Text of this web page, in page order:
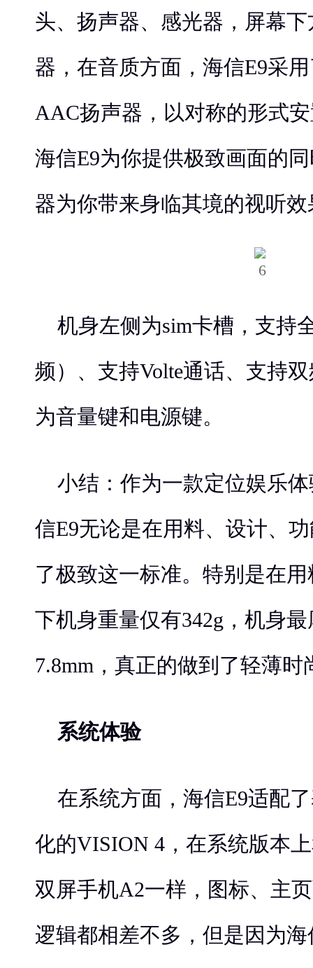
头、扬声器、感光器，屏幕
器，在音质方面，海信E9采
AAC扬声器，以对称的形式
海信E9为你提供极致画面的
器为你带来身临其境的视听效
机身左侧为sim卡槽，支持
频）、支持Volte通话、支持
为音量键和电源键。
小结：作为一款定位娱乐
信E9无论是在用料、设计、
了极致这一标准。特别是在
下机身重量仅有342g，机身
7.8mm，真正的做到了轻薄时
系统体验
在系统方面，海信E9适配
化的VISION 4，在系统版本
双屏手机A2一样，图标、主
逻辑都相差不多，但是因为